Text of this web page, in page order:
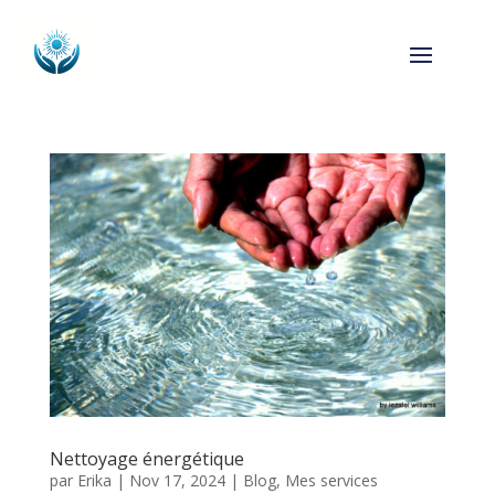
Nettoyage énergétique
par Erika | Nov 17, 2024| Blog, Mes services